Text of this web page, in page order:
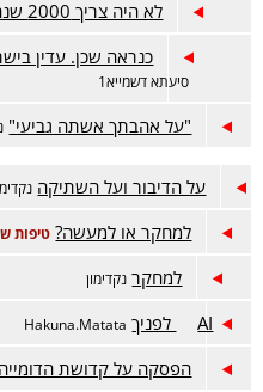
לא היה צריך 2000 שנה בשביל זה
כנראה שכן. עדין
סיעתא דשמייא1
"על אהבתך אשתה גביעי"
על הדיבור ועל השתיקה
למחקר או למעשה? טיפות
למחקר נקדימון
AI לפניך Hakuna.Matata
הפסקה על קדושת